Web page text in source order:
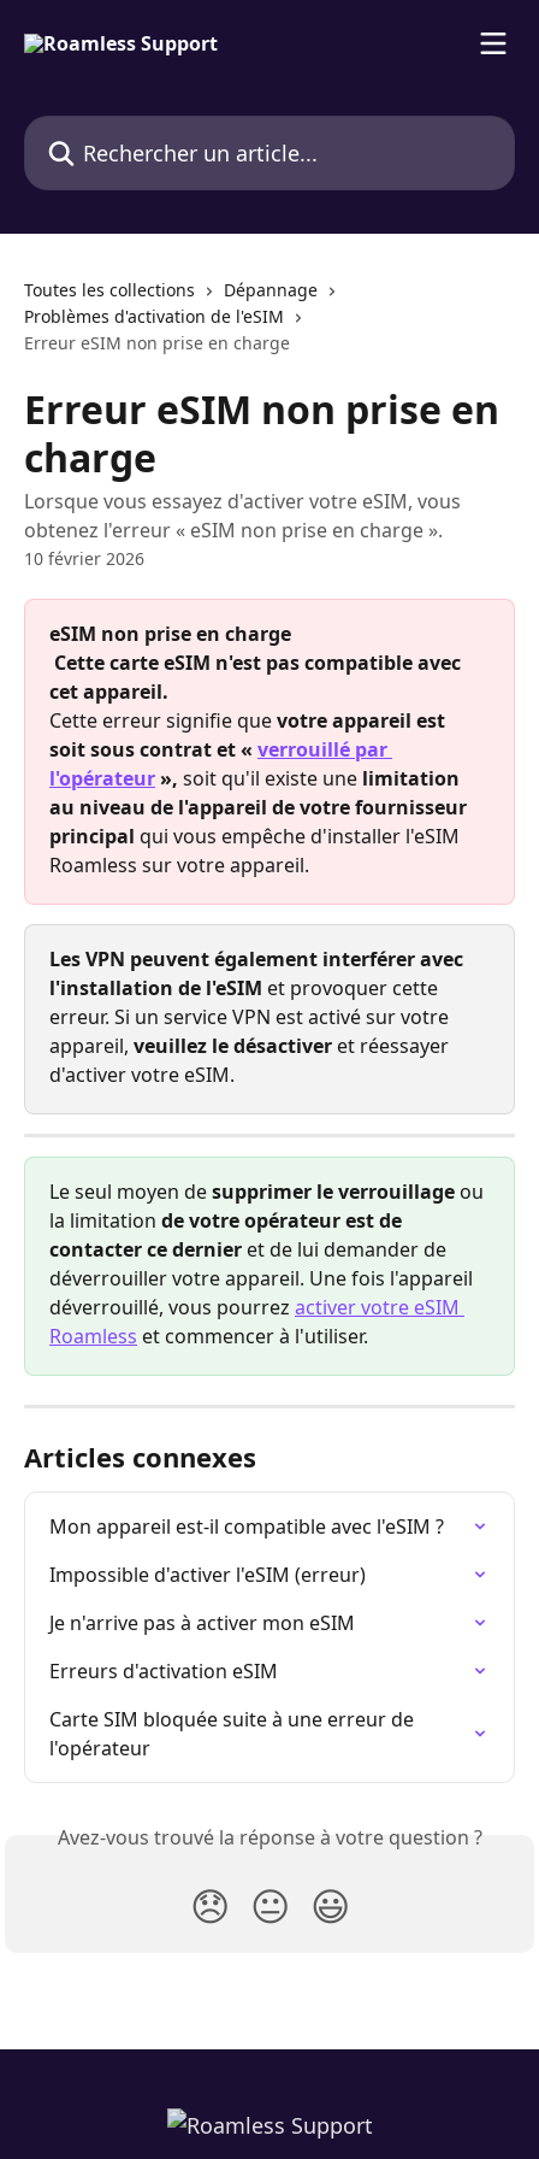
Rechercher un article...
Toutes les collections
Dépannage
Problèmes d'activation de l'eSIM
Erreur eSIM non prise en charge
Erreur eSIM non prise en
charge
Lorsque vous essayez d'activer votre eSIM, vous
obtenez l'erreur « eSIM non prise en charge ».
10 février 2026
eSIM non prise en charge
Cette carte eSIM n'est pas compatible avec
cet appareil.
Cette erreur signifie que votre appareil est
soit sous contrat et « verrouillé par
l'opérateur », soit qu'il existe une limitation
au niveau de l'appareil de votre fournisseur
principal qui vous empêche d'installer l'eSIM
Roamless sur votre appareil.
Les VPN peuvent également interférer avec
l'installation de l'eSIM et provoquer cette
erreur. Si un service VPN est activé sur votre
appareil, veuillez le désactiver et réessayer
d'activer votre eSIM.
Le seul moyen de supprimer le verrouillage ou
la limitation de votre opérateur est de
contacter ce dernier et de lui demander de
déverrouiller votre appareil. Une fois l'appareil
déverrouillé, vous pourrez activer votre eSIM
Roamless et commencer à l'utiliser.
Articles connexes
Mon appareil est-il compatible avec l'eSIM ?
Impossible d'activer l'eSIM (erreur)
Je n'arrive pas à activer mon eSIM
Erreurs d'activation eSIM
Carte SIM bloquée suite à une erreur de
l'opérateur
Avez-vous trouvé la réponse à votre question ?
😞 😐 😃